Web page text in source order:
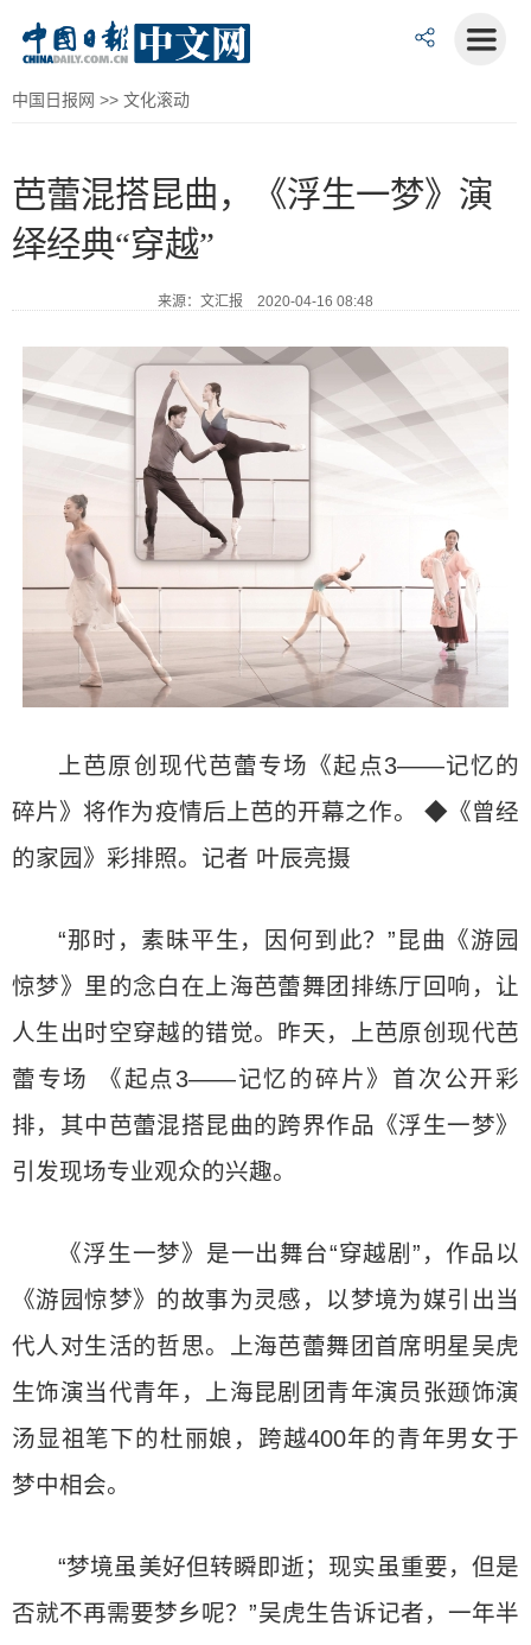
中国日报网 >> 文化滚动
芭蕾混搭昆曲，《浮生一梦》演
绎经典“穿越”
来源：文汇报 2020-04-16 08:48
上芭原创现代芭蕾专场《起点3——记忆的
碎片》将作为疫情后上芭的开幕之作。 ◆《曾经
的家园》彩排照。记者 叶辰亮摄
“那时，素昧平生，因何到此？”昆曲《游园
惊梦》里的念白在上海芭蕾舞团排练厅回响，让
人生出时空穿越的错觉。昨天，上芭原创现代芭
蕾专场 《起点3——记忆的碎片》首次公开彩
排，其中芭蕾混搭昆曲的跨界作品《浮生一梦》
引发现场专业观众的兴趣。
《浮生一梦》是一出舞台“穿越剧”，作品以
《游园惊梦》的故事为灵感，以梦境为媒引出当
代人对生活的哲思。上海芭蕾舞团首席明星吴虎
生饰演当代青年，上海昆剧团青年演员张颋饰演
汤显祖笔下的杜丽娘，跨越400年的青年男女于
梦中相会。
“梦境虽美好但转瞬即逝；现实虽重要，但是
否就不再需要梦乡呢？”吴虎生告诉记者，一年半